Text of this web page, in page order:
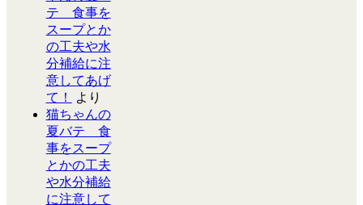
テ 食事を
スープとか
の工夫や水
分補給に注
意してあげ
て！
より
猫ちゃんの
夏バテ 食
事をスープ
とかの工夫
や水分補給
に注意して